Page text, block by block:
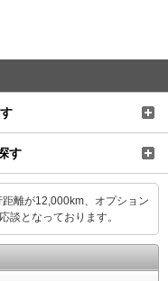
す
離が12,000km、オプション
談となっております。